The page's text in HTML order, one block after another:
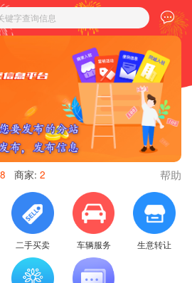
键字查询信息
商家: 2 帮助
二手买卖 车辆服务 生意转让